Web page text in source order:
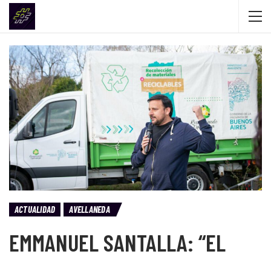
ACTUALIDAD AVELLANEDA
EMMANUEL SANTALLA: “EL